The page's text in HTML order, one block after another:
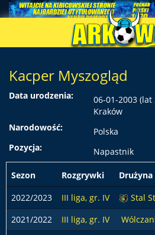
Kacper Myszogląd
Data urodzenia:
06-01-2003 (lat
Kraków
Narodowość:
Polska
Pozycja:
Napastnik
Sezon Rozgrywki
Drużyna
2022/2023
III liga, gr. IV Stal
2021/2022 III liga, gr. IV